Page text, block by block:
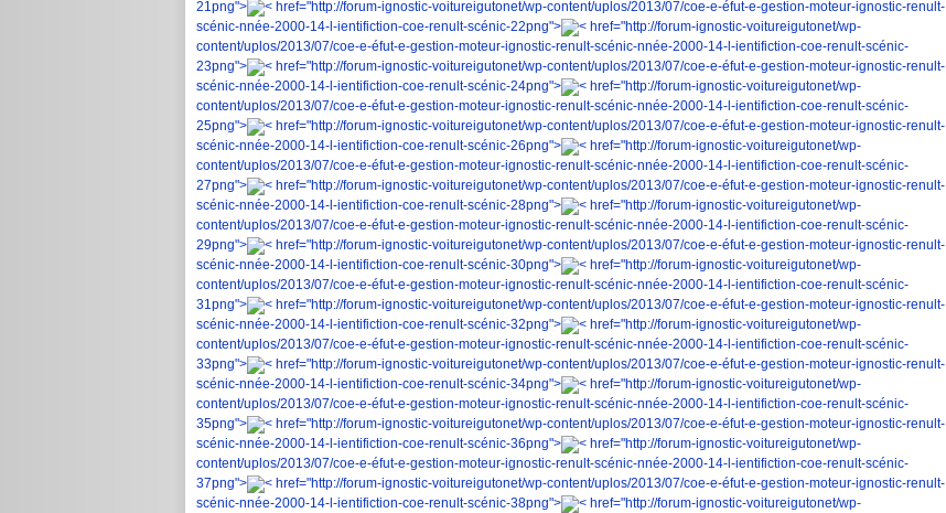
21png">
< href="http://forum-ignostic-voitureigutonet/wp-content/uplos/2013/07/coe-e-éfut-e-gestion-moteur-ignostic-renult-
scénic-nnée-2000-14-l-ientifiction-coe-renult-scénic-22png">
< href="http://forum-ignostic-voitureigutonet/wp-
content/uplos/2013/07/coe-e-éfut-e-gestion-moteur-ignostic-renult-scénic-nnée-2000-14-l-ientifiction-coe-renult-scénic-
23png">
< href="http://forum-ignostic-voitureigutonet/wp-content/uplos/2013/07/coe-e-éfut-e-gestion-moteur-ignostic-renult-
scénic-nnée-2000-14-l-ientifiction-coe-renult-scénic-24png">
< href="http://forum-ignostic-voitureigutonet/wp-
content/uplos/2013/07/coe-e-éfut-e-gestion-moteur-ignostic-renult-scénic-nnée-2000-14-l-ientifiction-coe-renult-scénic-
25png">
< href="http://forum-ignostic-voitureigutonet/wp-content/uplos/2013/07/coe-e-éfut-e-gestion-moteur-ignostic-renult-
scénic-nnée-2000-14-l-ientifiction-coe-renult-scénic-26png">
< href="http://forum-ignostic-voitureigutonet/wp-
content/uplos/2013/07/coe-e-éfut-e-gestion-moteur-ignostic-renult-scénic-nnée-2000-14-l-ientifiction-coe-renult-scénic-
27png">
< href="http://forum-ignostic-voitureigutonet/wp-content/uplos/2013/07/coe-e-éfut-e-gestion-moteur-ignostic-renult-
scénic-nnée-2000-14-l-ientifiction-coe-renult-scénic-28png">
< href="http://forum-ignostic-voitureigutonet/wp-
content/uplos/2013/07/coe-e-éfut-e-gestion-moteur-ignostic-renult-scénic-nnée-2000-14-l-ientifiction-coe-renult-scénic-
29png">
< href="http://forum-ignostic-voitureigutonet/wp-content/uplos/2013/07/coe-e-éfut-e-gestion-moteur-ignostic-renult-
scénic-nnée-2000-14-l-ientifiction-coe-renult-scénic-30png">
< href="http://forum-ignostic-voitureigutonet/wp-
content/uplos/2013/07/coe-e-éfut-e-gestion-moteur-ignostic-renult-scénic-nnée-2000-14-l-ientifiction-coe-renult-scénic-
31png">
< href="http://forum-ignostic-voitureigutonet/wp-content/uplos/2013/07/coe-e-éfut-e-gestion-moteur-ignostic-renult-
scénic-nnée-2000-14-l-ientifiction-coe-renult-scénic-32png">
< href="http://forum-ignostic-voitureigutonet/wp-
content/uplos/2013/07/coe-e-éfut-e-gestion-moteur-ignostic-renult-scénic-nnée-2000-14-l-ientifiction-coe-renult-scénic-
33png">
< href="http://forum-ignostic-voitureigutonet/wp-content/uplos/2013/07/coe-e-éfut-e-gestion-moteur-ignostic-renult-
scénic-nnée-2000-14-l-ientifiction-coe-renult-scénic-34png">
< href="http://forum-ignostic-voitureigutonet/wp-
content/uplos/2013/07/coe-e-éfut-e-gestion-moteur-ignostic-renult-scénic-nnée-2000-14-l-ientifiction-coe-renult-scénic-
35png">
< href="http://forum-ignostic-voitureigutonet/wp-content/uplos/2013/07/coe-e-éfut-e-gestion-moteur-ignostic-renult-
scénic-nnée-2000-14-l-ientifiction-coe-renult-scénic-36png">
< href="http://forum-ignostic-voitureigutonet/wp-
content/uplos/2013/07/coe-e-éfut-e-gestion-moteur-ignostic-renult-scénic-nnée-2000-14-l-ientifiction-coe-renult-scénic-
37png">
< href="http://forum-ignostic-voitureigutonet/wp-content/uplos/2013/07/coe-e-éfut-e-gestion-moteur-ignostic-renult-
scénic-nnée-2000-14-l-ientifiction-coe-renult-scénic-38png">
< href="http://forum-ignostic-voitureigutonet/wp-